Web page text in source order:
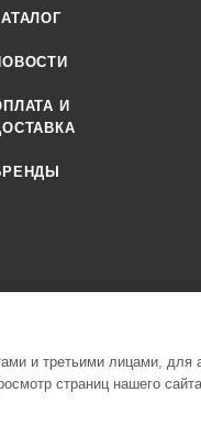
И
СПБ Все права
и третьими лицами, для
страниц нашего